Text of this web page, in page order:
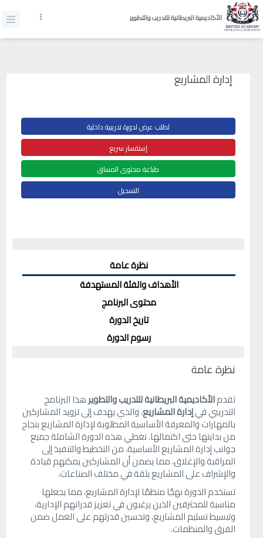
الأكاديمية البريطانية للتدريب والتطوير
إدارة المشاريع
لطلب عرض لدورة تدريبية داخلية
إستفسار سريع
طباعة محتوى المساق
التسجيل
نظرة عامة
الأهداف والفئة المستهدفة
محتوى البرنامج
تاريخ الدورة
رسوم الدورة
نظرة عامة
تقدمالأكاديمية البريطانية للتدريب والتطويرهذا البرنامج
التدريبي فيإدارة المشاريع، والذي يهدف إلى تزويد المشاركين
بالمهارات والمعرفة الأساسية المطلوبة لإدارة المشاريع بنجاح
من بدايتها حتى اكتمالها. تغطي هذه الدورة الشاملة جميع
جوانب إدارة المشاريع الأساسية، من التخطيط والتنفيذ إلى
المراقبة والإغلاق، مما يضمن أن المشاركين يمكنهم قيادة
والإشراف على المشاريع بثقة في مختلف الصناعات.
تستخدم الدورة نهجًا منظمًا لإدارة المشاريع، مما يجعلها
مناسبة للمحترفين الذين يرغبون في تعزيز قدراتهم الإدارية،
وتبسيط تسليم المشاريع، وتحسين قدرتهم على العمل ضمن
الفرق والمنظمات.